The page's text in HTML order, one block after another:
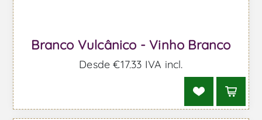
Branco Vulcânico - Vinho Branco
Desde €17,33 IVA incl.